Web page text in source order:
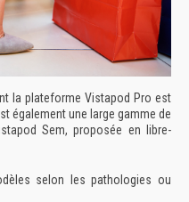
la plateforme Vistapod Pro est
également une large gamme de
Sem, proposée en libre-
selon les pathologies ou